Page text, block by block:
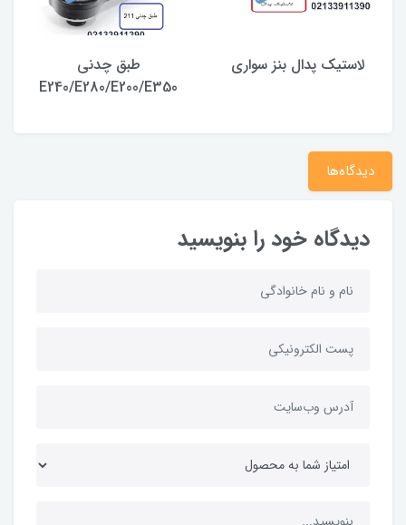
لاستیک پدال بنز سواری
طبق چدنی
E240/E280/E200/E350
دیدگاه‌ها
دیدگاه خود را بنویسید